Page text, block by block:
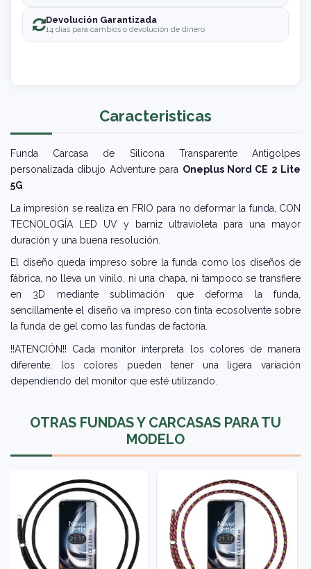
Devolución Garantizada
14 días para cambios o devolución de dinero
Caracteristicas
Funda Carcasa de Silicona Transparente Antigolpes
personalizada dibujo Adventure para Oneplus Nord CE 2 Lite
5G
La impresión se realiza en FRIO para no deformar la funda, CON
TECNOLOGÍA LED UV y barniz ultravioleta para una mayor
duración y una buena resolución.
El diseño queda impreso sobre la funda como los diseños de
fábrica, no lleva un vinilo, ni una chapa, ni tampoco se transfiere
en 3D mediante sublimación que deforma la funda,
sencillamente el diseño va impreso con tinta ecosolvente sobre
la funda de gel como las fundas de factoría.
!!ATENCIÓN!! Cada monitor interpreta los colores de manera
diferente, los colores pueden tener una ligera variación
dependiendo del monitor que esté utilizando.
OTRAS FUNDAS Y CARCASAS PARA TU
MODELO